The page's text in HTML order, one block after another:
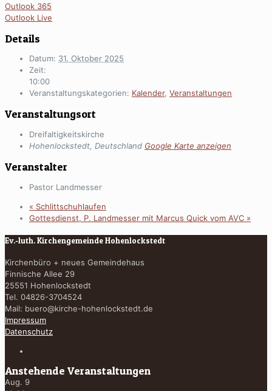
Outlook 365
Outlook Live
Details
Datum: 31. Oktober 2025
Zeit:
10:00
Veranstaltungskategorien: Kalender, Veranstaltungen
Veranstaltungsort
Dreifaltigkeitskirche
Hohenlockstedt, Deutschland Google Karte anzeigen
Veranstalter
Pastor Landmesser
« Schlittschuhlaufen
Gottesdienst, P. Landmesser mit Marcus Quick vom AVC »
Ev.-luth. Kirchengemeinde Hohenlockstedt
Kirchenbüro + neues Gemeindehaus
Finnische Allee 29
25551 Hohenlockstedt
Tel. 04826-3704524
Mail: buero@kirche-hohenlockstedt.de
Impressum
Datenschutz
Anstehende Veranstaltungen
Aug. 9